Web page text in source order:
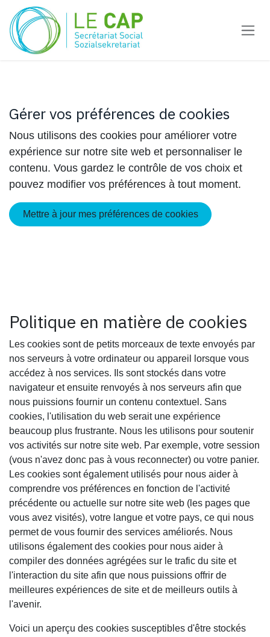
Se rendre au contenu
Gérer vos préférences de cookies
Nous utilisons des cookies pour améliorer votre
expérience sur notre site web et personnaliser le
contenu. Vous gardez le contrôle de vos choix et
pouvez modifier vos préférences à tout moment.
Mettre à jour mes préférences de cookies
Politique en matière de cookies
Les cookies sont de petits morceaux de texte envoyés par
nos serveurs à votre ordinateur ou appareil lorsque vous
accédez à nos services. Ils sont stockés dans votre
navigateur et ensuite renvoyés à nos serveurs afin que
nous puissions fournir un contenu contextuel. Sans
cookies, l'utilisation du web serait une expérience
beaucoup plus frustrante. Nous les utilisons pour soutenir
vos activités sur notre site web. Par exemple, votre session
(vous n'avez donc pas à vous reconnecter) ou votre panier.
Les cookies sont également utilisés pour nous aider à
comprendre vos préférences en fonction de l'activité
précédente ou actuelle sur notre site web (les pages que
vous avez visités), votre langue et votre pays, ce qui nous
permet de vous fournir des services améliorés. Nous
utilisons également des cookies pour nous aider à
compiler des données agrégées sur le trafic du site et
l'interaction du site afin que nous puissions offrir de
meilleures expériences de site et de meilleurs outils à
l'avenir.
Voici un aperçu des cookies susceptibles d'être stockés